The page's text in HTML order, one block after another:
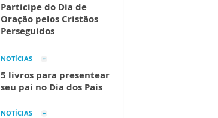
Participe do Dia de
Oração pelos Cristãos
Perseguidos
NOTÍCIAS
5 livros para presentear
seu pai no Dia dos Pais
NOTÍCIAS